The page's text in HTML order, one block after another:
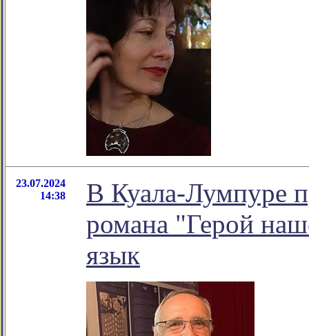
23.07.2024
14:38
В Куала-Лумпуре
романа "Герой
язык